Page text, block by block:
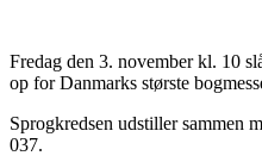
Fredag den 3. november kl. 10
op for Danmarks største
Sprogkredsen udstiller sammen
037.